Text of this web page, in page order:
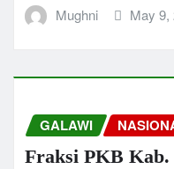
Mughni May 9,
GALAWI
Fraksi PKB Kab.